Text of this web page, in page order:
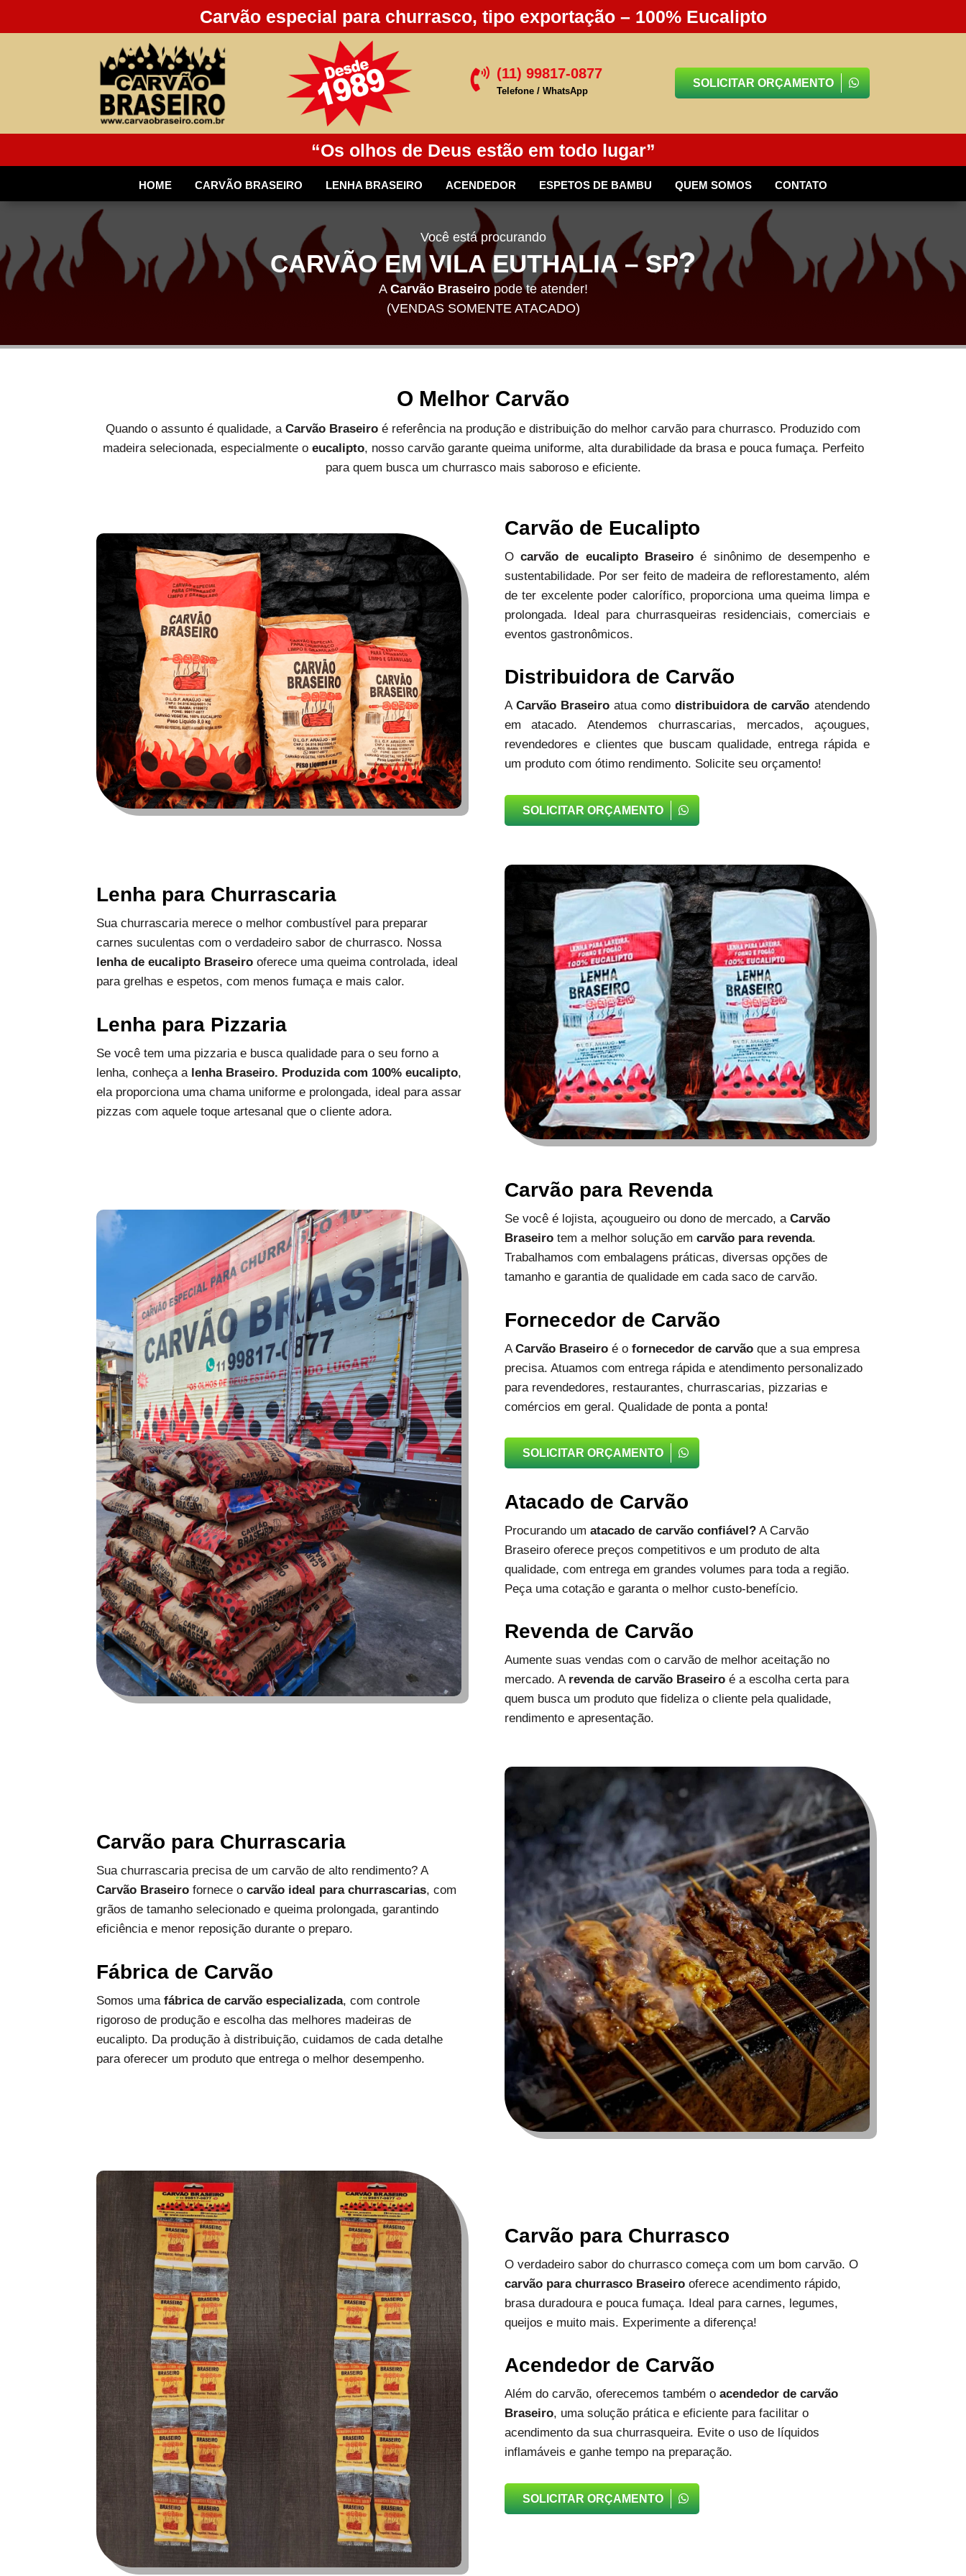
Carvão especial para churrasco, tipo exportação – 100% Eucalipto
 (11) 99817-0877
Telefone / WhatsApp
SOLICITAR ORÇAMENTO
“Os olhos de Deus estão em todo lugar”
HOME CARVÃO BRASEIRO LENHA BRASEIRO ACENDEDOR ESPETOS DE BAMBU QUEM SOMOS CONTATO
Você está procurando
CARVÃO EM VILA EUTHALIA – SP?
A Carvão Braseiropode te atender!
(VENDAS SOMENTE ATACADO)
O Melhor Carvão
Quando o assunto é qualidade, a Carvão Braseiro é referência na produção e distribuição do melhor carvão para churrasco. Produzido com
madeira selecionada, especialmente o eucalipto, nosso carvão garante queima uniforme, alta durabilidade da brasa e pouca fumaça. Perfeito
para quem busca um churrasco mais saboroso e eficiente.
Carvão de Eucalipto
O carvão de eucalipto Braseiroé sinônimo de desempenho e
sustentabilidade. Por ser feito de madeira de reflorestamento, além
de ter excelente poder calorífico, proporciona uma queima limpa e
prolongada. Ideal para churrasqueiras residenciais, comerciais e
eventos gastronômicos.
Distribuidora de Carvão
A Carvão Braseiroatua comodistribuidora de carvão atendendo
em atacado. Atendemos churrascarias, mercados, açougues,
revendedores e clientes que buscam qualidade, entrega rápida e
um produto com ótimo rendimento. Solicite seu orçamento!
SOLICITAR ORÇAMENTO
Lenha para Churrascaria
Sua churrascaria merece o melhor combustível para preparar
carnes suculentas com o verdadeiro sabor de churrasco. Nossa
lenha de eucalipto Braseiro oferece uma queima controlada, ideal
para grelhas e espetos, com menos fumaça e mais calor.
Lenha para Pizzaria
Se você tem uma pizzaria e busca qualidade para o seu forno a
lenha, conheça a lenha Braseiro. Produzida com 100% eucalipto,
ela proporciona uma chama uniforme e prolongada, ideal para assar
pizzas com aquele toque artesanal que o cliente adora.
Carvão para Revenda
Se você é lojista, açougueiro ou dono de mercado, a Carvão
Braseirotem a melhor solução em carvão para revenda.
Trabalhamos com embalagens práticas, diversas opções de
tamanho e garantia de qualidade em cada saco de carvão.
Fornecedor de Carvão
A Carvão Braseiroé o fornecedor de carvãoque a sua empresa
precisa. Atuamos com entrega rápida e atendimento personalizado
para revendedores, restaurantes, churrascarias, pizzarias e
comércios em geral. Qualidade de ponta a ponta!
SOLICITAR ORÇAMENTO
Atacado de Carvão
Procurando um atacado de carvão confiável?A Carvão
Braseiro oferece preços competitivos e um produto de alta
qualidade, com entrega em grandes volumes para toda a região.
Peça uma cotação e garanta o melhor custo-benefício.
Revenda de Carvão
Aumente suas vendas com o carvão de melhor aceitação no
mercado. A revenda de carvão Braseiroé a escolha certa para
quem busca um produto que fideliza o cliente pela qualidade,
rendimento e apresentação.
Carvão para Churrascaria
Sua churrascaria precisa de um carvão de alto rendimento? A
Carvão Braseiro fornece ocarvão ideal para churrascarias, com
grãos de tamanho selecionado e queima prolongada, garantindo
eficiência e menor reposição durante o preparo.
Fábrica de Carvão
Somos umafábrica de carvão especializada, com controle
rigoroso de produção e escolha das melhores madeiras de
eucalipto. Da produção à distribuição, cuidamos de cada detalhe
para oferecer um produto que entrega o melhor desempenho.
Carvão para Churrasco
O verdadeiro sabor do churrasco começa com um bom carvão. O
carvão para churrasco Braseirooferece acendimento rápido,
brasa duradoura e pouca fumaça. Ideal para carnes, legumes,
queijos e muito mais. Experimente a diferença!
Acendedor de Carvão
Além do carvão, oferecemos também o acendedor de carvão
Braseiro, uma solução prática e eficiente para facilitar o
acendimento da sua churrasqueira. Evite o uso de líquidos
inflamáveis e ganhe tempo na preparação.
SOLICITAR ORÇAMENTO